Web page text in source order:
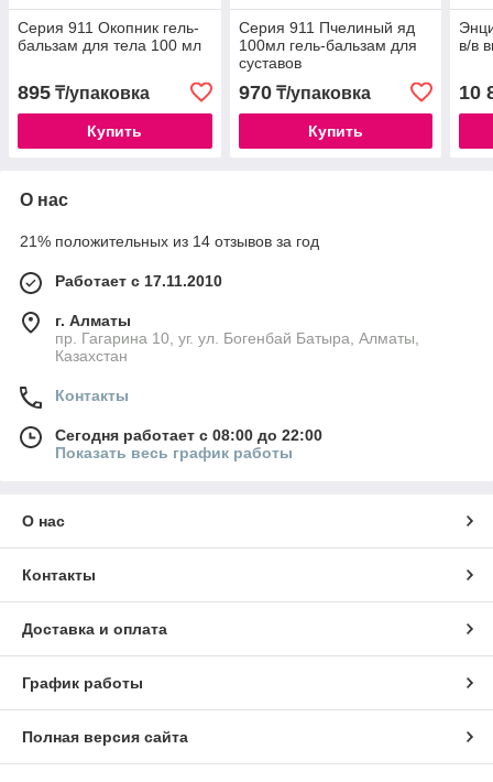
Серия 911 Окопник гель-
бальзам для тела 100 мл
895 ₸/упаковка
Купить
Серия 911 Пчелиный яд
100мл гель-бальзам для
суставов
970₸/упаковка
Купить
в/в
10
О нас
21% положительных из 14 отзывов за год
Работает с 17.11.2010
г. Алматы
пр. Гагарина 10, уг. ул. Богенбай Батыра, Алматы,
Казахстан
Контакты
Сегодня работает с 08:00 до 22:00
Показать весь график работы
О нас
Контакты
Доставка и оплата
График работы
Полная версия сайта